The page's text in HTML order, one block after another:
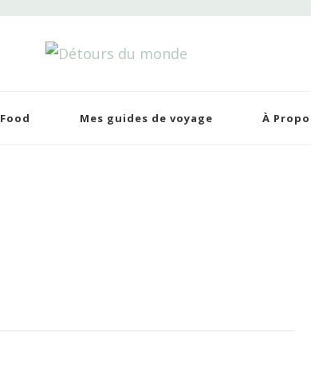
Food Mes guides de voyage À